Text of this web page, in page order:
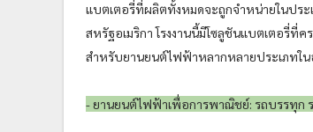
แบตเตอรี่ที่ผลิตทั้งหมดจะถูกจำหน่ายในประ
สหรัฐอเมริกา โรงงานนี้มีโซลูชันแบตเตอรี่ที่
สำหรับยานยนต์ไฟฟ้าหลากหลายประเภทใน
- ยานยนต์ไฟฟ้าเพื่อการพาณิชย์: รถบรรทุก